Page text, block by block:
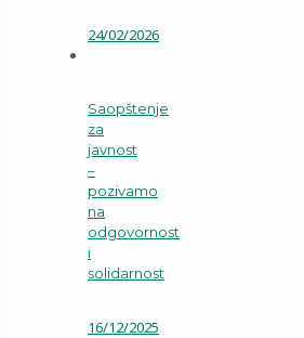
24/02/2026
Saopštenje
za
javnost
–
pozivamo
na
odgovornost
i
solidarnost
16/12/2025